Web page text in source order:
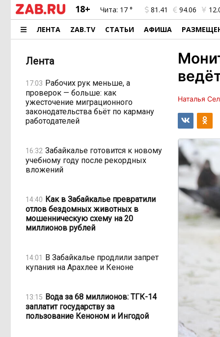
18+ Чита: 17 ° 81.41 94.06
ЛЕНТА ZAB.TV СТАТЬИ АФИША
Лента
17:03 Рабочих рук меньше, а
проверок — больше: как
ужесточение миграционного
законодательства бьёт по карману
работодателей
16:32 Забайкалье готовится к новому
учебному году после рекордных
вложений
14:40 Как в Забайкалье превратили
отлов бездомных животных в
мошенническую схему на 20
миллионов рублей
14:01 В Забайкалье продлили запрет
купания на Арахлее и Кеноне
13:15 Вода за 68 миллионов: ТГК-14
заплатит государству за
пользование Кеноном и Ингодой
Наталья